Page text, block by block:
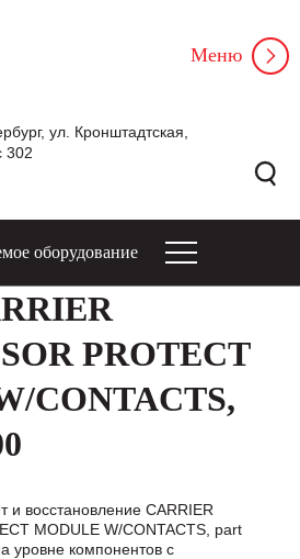
ул. Кронштадтская,
302
Меню
оборудование
PROTECT
CONTACTS,
восстановление CARRIER
MODULE W/CONTACTS, part
уровне компонентов с